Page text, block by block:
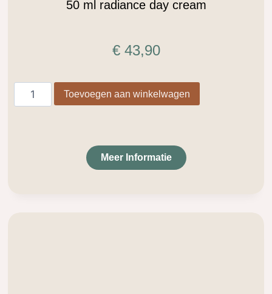
50 ml radiance day cream
€43,90
Toevoegen aan winkelwagen
Meer Informatie